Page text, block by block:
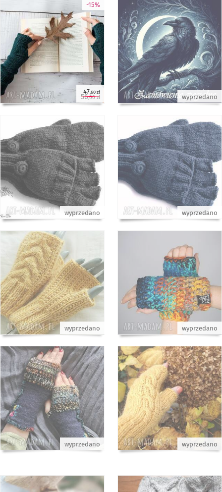
-15%
47,60 zł
56,00 zł wyprzedano
wyprzedano wyprzedano
wyprzedano wyprzedano
wyprzedano wyprzedano